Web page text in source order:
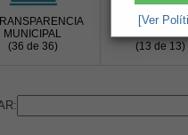
[Ver
MUNICIPAL
(36 de 36)
B-
(13 de 13)